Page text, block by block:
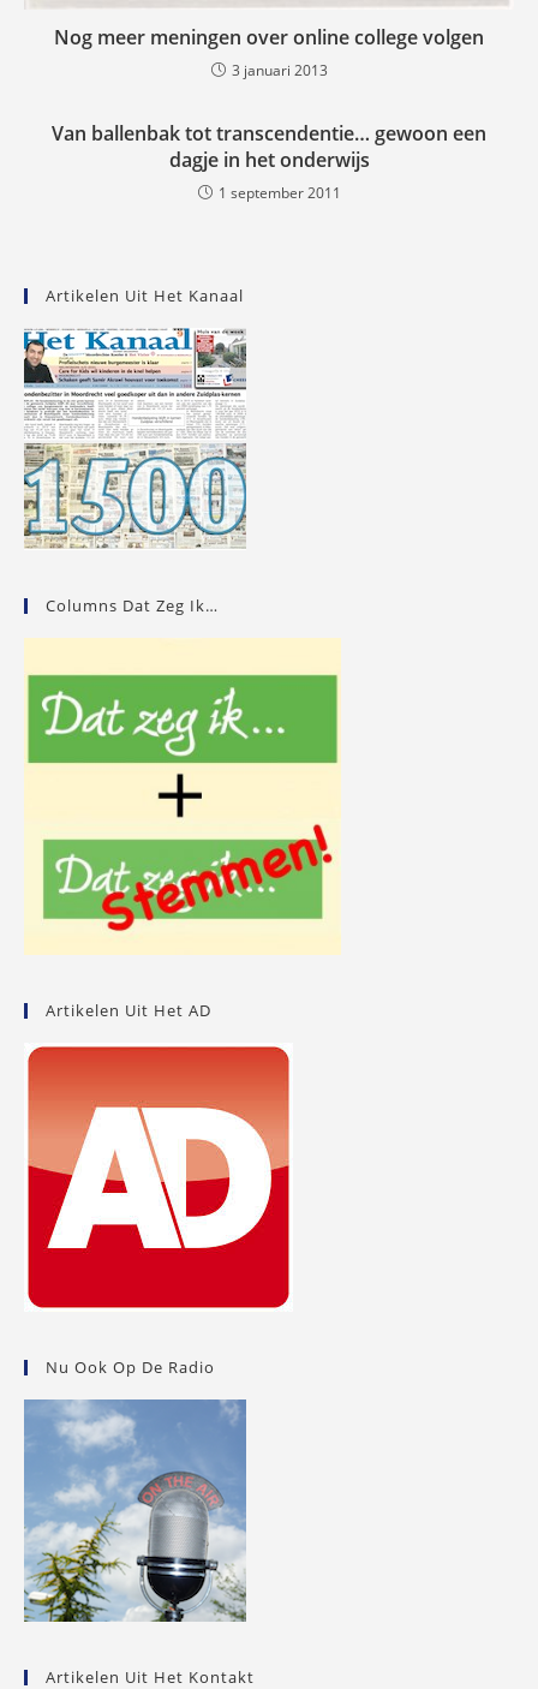
Nog meer meningen over online college volgen
3 januari 2013
Van ballenbak tot transcendentie… gewoon een
dagje in het onderwijs
1 september 2011
Artikelen Uit Het Kanaal
Columns Dat Zeg Ik…
Artikelen Uit Het AD
Nu Ook Op De Radio
Artikelen Uit Het Kontakt